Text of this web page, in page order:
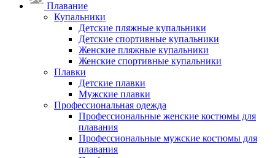
Плавание
Купальники
Детские пляжные купальники
Детские спортивные купальники
Женские пляжные купальники
Женские спортивные купальники
Плавки
Детские плавки
Мужские плавки
Профессиональная одежда
Профессиональные женские костюмы для
плавания
Профессиональные мужские костюмы для
плавания